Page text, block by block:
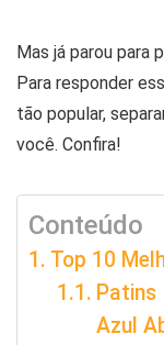
Mas já parou para
Para responder
tão popular,
você. Confira!
Conteúdo
Top 10
Patins
Azul